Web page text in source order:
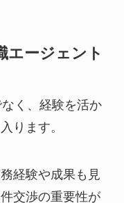
エージェント
く、経験を活か
ります。
経験や成果も見
交渉の重要性が